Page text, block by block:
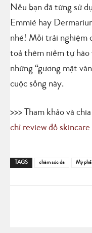
Nếu bạn đã từng sử
Emmié hay
nhé! Mỗi trải nghiệm
toả thêm niềm tự
những “gương mặt
cuộc sống này.
>>> Tham khảo và
chỉ review đồ skincare
TAGS chăm sóc da Mỹ